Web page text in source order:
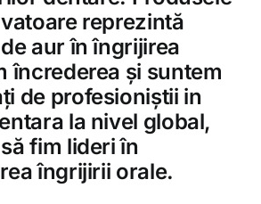
reprezintă
aur în îngrijirea
încrederea și suntem
de profesioniștii in
la nivel global,
fim lideri în
îngrijirii orale.